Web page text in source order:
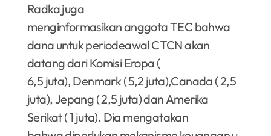
Radka juga
menginformasikan anggota TEC bahwa
dana untuk periodeawal CTCN akan
datang dari Komisi Eropa (
6,5 juta), Denmark ( 5,2 juta),Canada ( 2,5
juta), Jepang ( 2,5 juta) dan Amerika
Serikat ( 1 juta). Dia mengatakan